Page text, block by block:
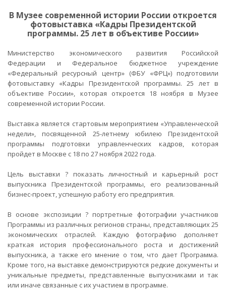
В Музее современной истории России откроется
фотовыставка «Кадры Президентской
программы. 25 лет в объективе России»
Министерство экономического развития Российской
Федерации и Федеральное бюджетное учреждение
«Федеральный ресурсный центр» (ФБУ «ФРЦ») подготовили
фотовыставку «Кадры Президентской программы. 25 лет в
объективе России», которая откроется 18 ноября в Музее
современной истории России.
Выставка является стартовым мероприятием «Управленческой
недели», посвященной 25-летнему юбилею Президентской
программы подготовки управленческих кадров, которая
пройдет в Москве с 18 по 27 ноября 2022 года.
Цель выставки ? показать личностный и карьерный рост
выпускника Президентской программы, его реализованный
бизнес-проект, успешную работу его предприятия.
В основе экспозиции ? портретные фотографии участников
Программы из различных регионов страны, представляющих 25
экономических отраслей. Каждую фотографию дополняет
краткая история профессионального роста и достижений
выпускника, а также его мнение о том, что дает Программа.
Кроме того, на выставке демонстрируются редкие документы и
уникальные предметы, представленные выпускниками и так
или иначе связанные с их участием в программе.